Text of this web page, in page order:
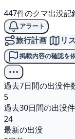
447件のクマ出没記
アラート
旅行計画 リ
掲載内容の確認を
過去7日間の出没件
5
過去30日間の出没
24
最新の出没